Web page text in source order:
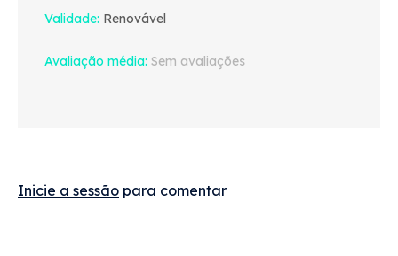
Validade Renovável
Avaliação média Sem avaliações
Inicie a sessão para comentar